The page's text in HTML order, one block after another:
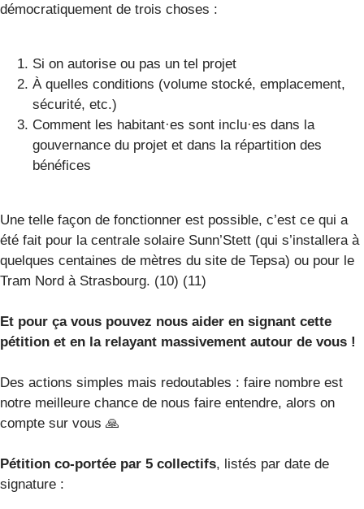
démocratiquement de trois choses :
Si on autorise ou pas un tel projet
À quelles conditions (volume stocké, emplacement,
sécurité, etc.)
Comment les habitant·es sont inclu·es dans la
gouvernance du projet et dans la répartition des
bénéfices
Une telle façon de fonctionner est possible, c’est ce qui a
été fait pour la centrale solaire Sunn’Stett (qui s’installera à
quelques centaines de mètres du site de Tepsa) ou pour le
Tram Nord à Strasbourg. (10) (11)
Et pour ça vous pouvez nous aider en signant cette
pétition et en la relayant massivement autour de vous !
Des actions simples mais redoutables : faire nombre est
notre meilleure chance de nous faire entendre, alors on
compte sur vous 🙏
Pétition co-portée par 5 collectifs, listés par date de
signature :